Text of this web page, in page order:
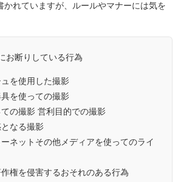
かれていますが、ルールやマナーには気を
お断りしている行為
を使用した撮影
を使っての撮影
の撮影 営利目的での撮影
なる撮影
ネットその他メディアを使ってのライ
権を侵害するおそれのある行為